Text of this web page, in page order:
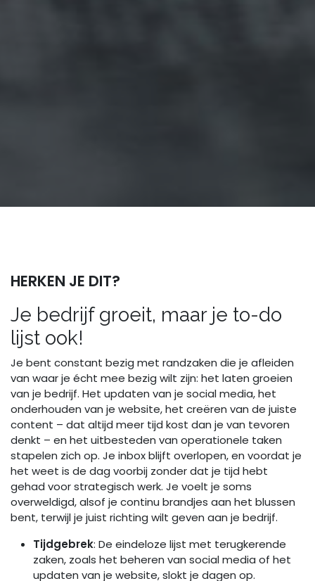
HERKEN JE DIT?
Je bedrijf groeit, maar je to-do
lijst ook!
Je bent constant bezig met randzaken die je afleiden
van waar je écht mee bezig wilt zijn: het laten groeien
van je bedrijf. Het updaten van je social media, het
onderhouden van je website, het creëren van de juiste
content – dat altijd meer tijd kost dan je van tevoren
denkt – en het uitbesteden van operationele taken
stapelen zich op. Je inbox blijft overlopen, en voordat je
het weet is de dag voorbij zonder dat je tijd hebt
gehad voor strategisch werk. Je voelt je soms
overweldigd, alsof je continu brandjes aan het blussen
bent, terwijl je juist richting wilt geven aan je bedrijf.
Tijdgebrek: De eindeloze lijst met terugkerende
zaken, zoals het beheren van social media of het
updaten van je website, slokt je dagen op.